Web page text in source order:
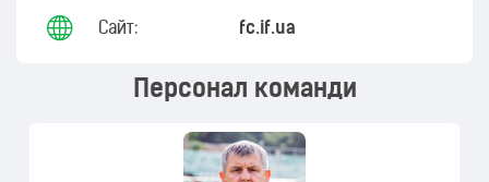
Сайт: fc.if.ua
Персонал команди